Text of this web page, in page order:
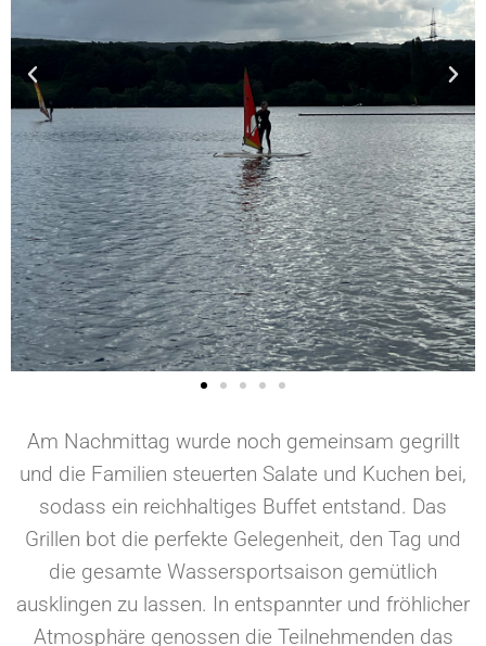
Am Nachmittag wurde noch gemeinsam gegrillt
und die Familien steuerten Salate und Kuchen bei,
sodass ein reichhaltiges Buffet entstand. Das
Grillen bot die perfekte Gelegenheit, den Tag und
die gesamte Wassersportsaison gemütlich
ausklingen zu lassen. In entspannter und fröhlicher
Atmosphäre genossen die Teilnehmenden das